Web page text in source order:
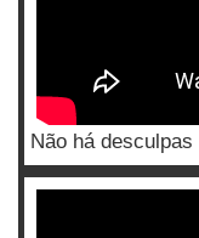
Não há